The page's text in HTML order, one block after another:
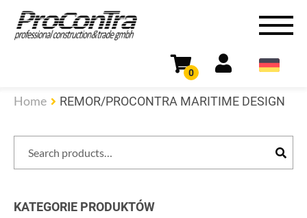
0
Home REMOR/PROCONTRA MARITIME DESIGN
Search
KATEGORIE PRODUKTÓW